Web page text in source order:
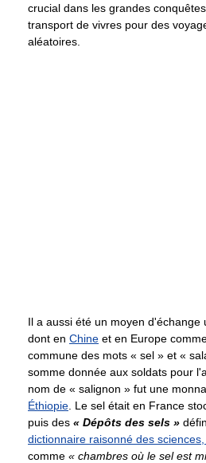
crucial dans les grandes
transport de vivres pour des
aléatoires.
Il a aussi été un moyen d'échange
dont en Chine et en Europe
commune des mots « sel » et «
somme donnée aux soldats pour
nom de « salignon » fut une
Éthiopie . Le sel était en France
puis des « Dépôts des sels »
dictionnaire raisonné des
comme « chambres où le sel est